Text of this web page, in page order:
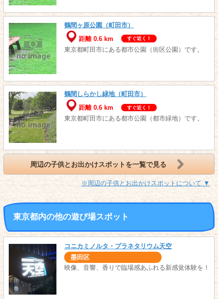
鶴間ヶ原公園（町田市）
距離 0.6 km
すぐ近く！
東京都町田市にある都市公園（街区公園）です。
鶴間しらかし緑地（町田市）
距離 0.6 km
すぐ近く！
東京都町田市にある都市公園（都市緑地）です。
周辺の子供とお出かけスポットを一覧で見る
※周辺の子供とお出かけスポットについて ▼
東京都内の他の遊び場スポット
コニカミノルタ・プラネタリウム天空
墨田区
映像、音響、香りで臨場感あふれる新感覚体験を！